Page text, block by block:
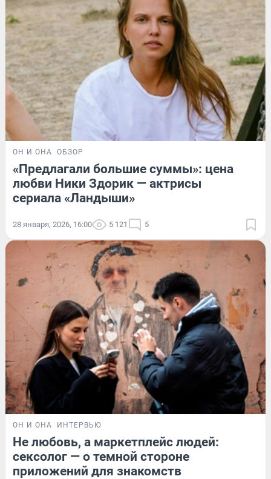
ОН И ОНА ОБЗОР
«Предлагали большие суммы»: цена
любви Ники Здорик — актрисы
сериала «Ландыши»
28 января, 2026, 16:00 5 121 5
ОН И ОНА ИНТЕРВЬЮ
Не любовь, а маркетплейс людей:
сексолог — о темной стороне
приложений для знакомств